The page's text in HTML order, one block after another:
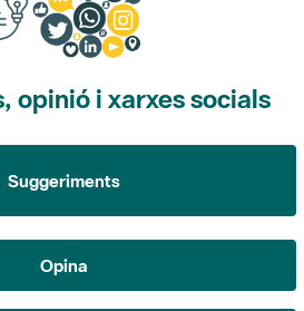
opinió i xarxes socials
Suggeriments
Opina
Xarxes socials